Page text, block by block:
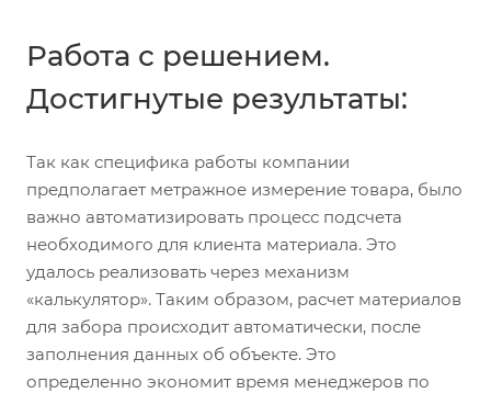
Работа с решением.
Достигнутые результаты:
Так как специфика работы компании
предполагает метражное измерение товара, было
важно автоматизировать процесс подсчета
необходимого для клиента материала. Это
удалось реализовать через механизм
«калькулятор». Таким образом, расчет материалов
для забора происходит автоматически, после
заполнения данных об объекте. Это
определенно экономит время менеджеров по